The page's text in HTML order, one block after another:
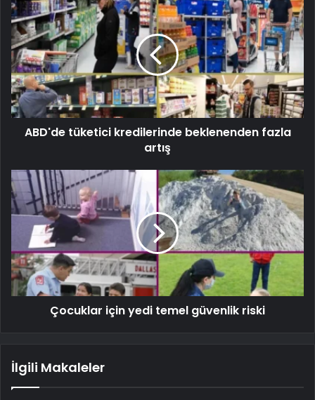
ABD'de tüketici kredilerinde beklenenden fazla
artış
Çocuklar için yedi temel güvenlik riski
İlgili Makaleler